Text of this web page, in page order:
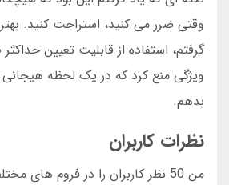
وقتی ضرر می کنید، استراحت کنید.
گرفتم، استفاده از قابلیت تعیین
ویژگی منع کرد که در یک لحظه
بدهم.
نظرات کاربران
من 50 نظر کاربران را در فروم های